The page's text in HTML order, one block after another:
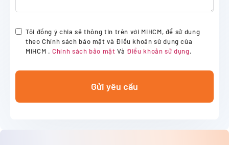
Tôi đồng ý chia sẻ thông tin trên với MiHCM, để sử dụng
theo Chính sách bảo mật và Điều khoản sử dụng của
MiHCM .Chính sách bảo mật Và Điều khoản sử dụng.
Gửi yêu cầu